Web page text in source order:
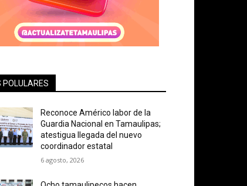
POLULARES
Reconoce Américo labor de la
Guardia Nacional en Tamaulipas;
atestigua llegada del nuevo
coordinador estatal
6 agosto, 2026